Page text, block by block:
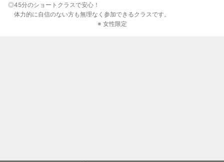
◎45分のショートクラスで安心！
体力的に自信のない方も無理なく参加できるクラスです。
※ 女性限定